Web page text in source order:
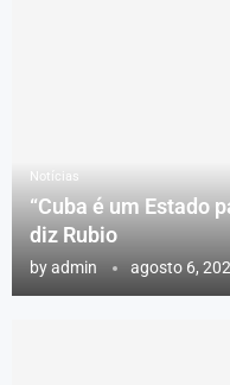
Notícias
“Cuba é um Estado
diz Rubio
byadmin agosto 6,